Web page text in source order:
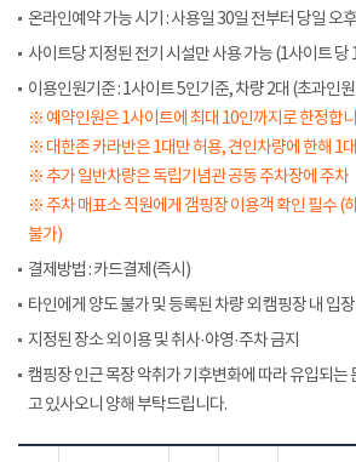
온라인예약 가능 시기 : 사용일 30일 전부터 당일 오
사이트당 지정된 전기 시설만 사용 가능 (1사이트 당
이용인원기준 : 1사이트 5인기준, 차량 2대 (초과인
※ 예약인원은 1사이트에 최대 10인까지로 한정합
※ 대한존 카라반은 1대만 허용, 견인차량에 한해 1
※ 추가 일반차량은 독립기념관 공동 주차장에 주차
※ 주차 매표소 직원에게 갬핑장 이용객 확인 필수 (
불가)
결제방법 : 카드결제(즉시)
타인에게 양도 불가 및 등록된 차량 외 캠핑장 내 입
지정된 장소 외 이용 및 취사·야영·주차 금지
캠핑장 인근 목장 악취가 기후변화에 따라 유입되는
고 있사오니 양해 부탁드립니다.